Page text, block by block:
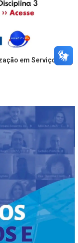
em Serviço